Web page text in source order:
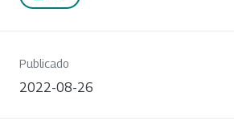
Publicado
2022-08-26